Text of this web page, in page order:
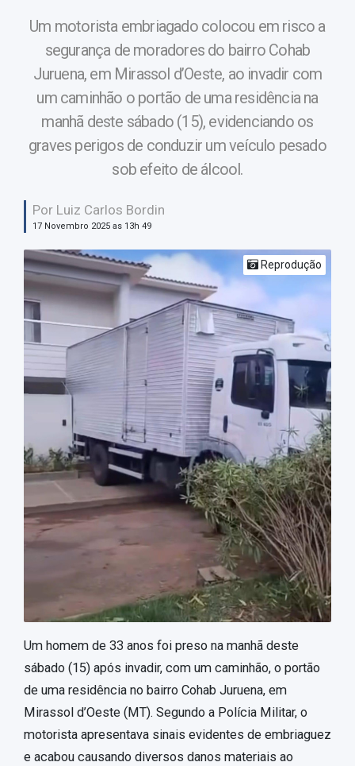
Um motorista embriagado colocou em risco a
segurança de moradores do bairro Cohab
Juruena, em Mirassol d’Oeste, ao invadir com
um caminhão o portão de uma residência na
manhã deste sábado (15), evidenciando os
graves perigos de conduzir um veículo pesado
sob efeito de álcool.
Por Luiz Carlos Bordin
17 Novembro 2025 as 13h 49
Reprodução
Um homem de 33 anos foi preso na manhã deste
sábado (15) após invadir, com um caminhão, o portão
de uma residência no bairro Cohab Juruena, em
Mirassol d’Oeste (MT). Segundo a Polícia Militar, o
motorista apresentava sinais evidentes de embriaguez
e acabou causando diversos danos materiais ao